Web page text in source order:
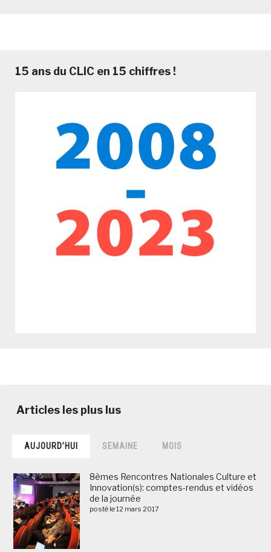
15 ans du CLIC en 15 chiffres !
AUJOURD’HUI SEMAINE MOIS
8èmes Rencontres Nationales Culture et
Innovation(s): comptes-rendus et vidéos
de la journée
posté le 12 mars 2017